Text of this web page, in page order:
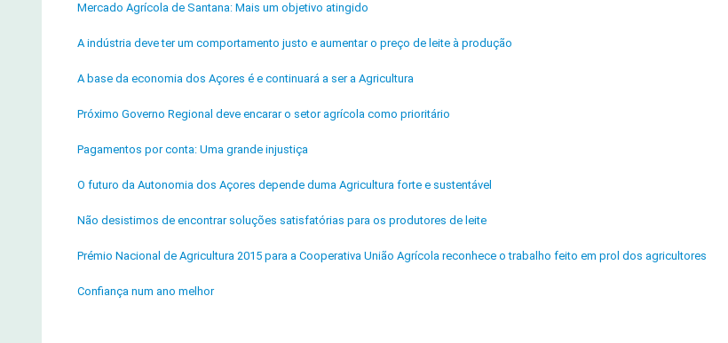
Mercado Agrícola de Santana: Mais um objetivo atingido
A indústria deve ter um comportamento justo e aumentar o preço de leite à produção
A base da economia dos Açores é e continuará a ser a Agricultura
Próximo Governo Regional deve encarar o setor agrícola como prioritário
Pagamentos por conta: Uma grande injustiça
O futuro da Autonomia dos Açores depende duma Agricultura forte e sustentável
Não desistimos de encontrar soluções satisfatórias para os produtores de leite
Prémio Nacional de Agricultura 2015 para a Cooperativa União Agrícola reconhece o trabalho feito em prol dos agricultores
Confiança num ano melhor